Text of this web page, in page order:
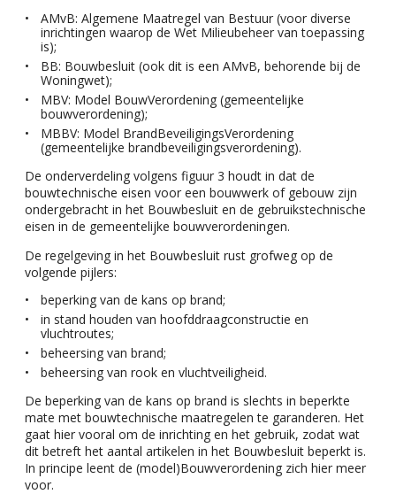
AMvB: Algemene Maatregel van Bestuur (voor diverse
inrichtingen waarop de Wet Milieubeheer van toepassing
is);
BB: Bouwbesluit (ook dit is een AMvB, behorende bij de
Woningwet);
MBV: Model BouwVerordening (gemeentelijke
bouwverordening);
MBBV: Model BrandBeveiligingsVerordening
(gemeentelijke brandbeveiligingsverordening).
De onderverdeling volgens figuur 3 houdt in dat de
bouwtechnische eisen voor een bouwwerk of gebouw zijn
ondergebracht in het Bouwbesluit en de gebruikstechnische
eisen in de gemeentelijke bouwverordeningen.
De regelgeving in het Bouwbesluit rust grofweg op de
volgende pijlers:
beperking van de kans op brand;
in stand houden van hoofddraagconstructie en
vluchtroutes;
beheersing van brand;
beheersing van rook en vluchtveiligheid.
De beperking van de kans op brand is slechts in beperkte
mate met bouwtechnische maatregelen te garanderen. Het
gaat hier vooral om de inrichting en het gebruik, zodat wat
dit betreft het aantal artikelen in het Bouwbesluit beperkt is.
In principe leent de (model)Bouwverordening zich hier meer
voor.